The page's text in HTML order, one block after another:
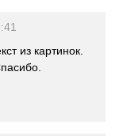
из картинок.